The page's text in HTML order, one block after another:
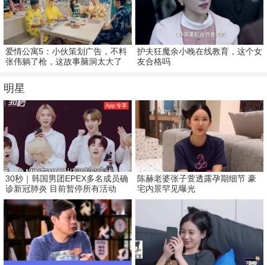
爱情公寓5：小伙策划广告，不料
张伟躺了枪，这故事脑洞太大了
护夫狂魔余小晚在线教育，这个女
友合格吗
明星
App 专享
30秒｜韩国男团EPEX多名成员确
诊新冠肺炎 目前暂停所有活动
陈赫老婆张子萱透露孕期细节 豪
宅内景罕见曝光